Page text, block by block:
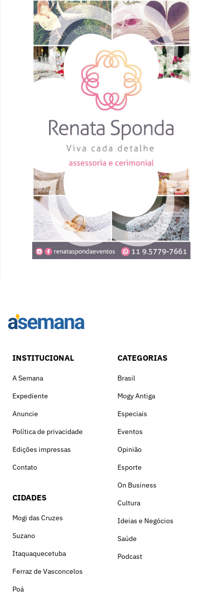
INSTITUCIONAL
A Semana
Expediente
Anuncie
Política de privacidade
Edições impressas
Contato
CIDADES
Mogi das Cruzes
Suzano
Itaquaquecetuba
Ferraz de Vasconcelos
Poá
CATEGORIAS
Brasil
Mogy Antiga
Especiais
Eventos
Opinião
Esporte
On Business
Cultura
Ideias e Negócios
Saúde
Podcast